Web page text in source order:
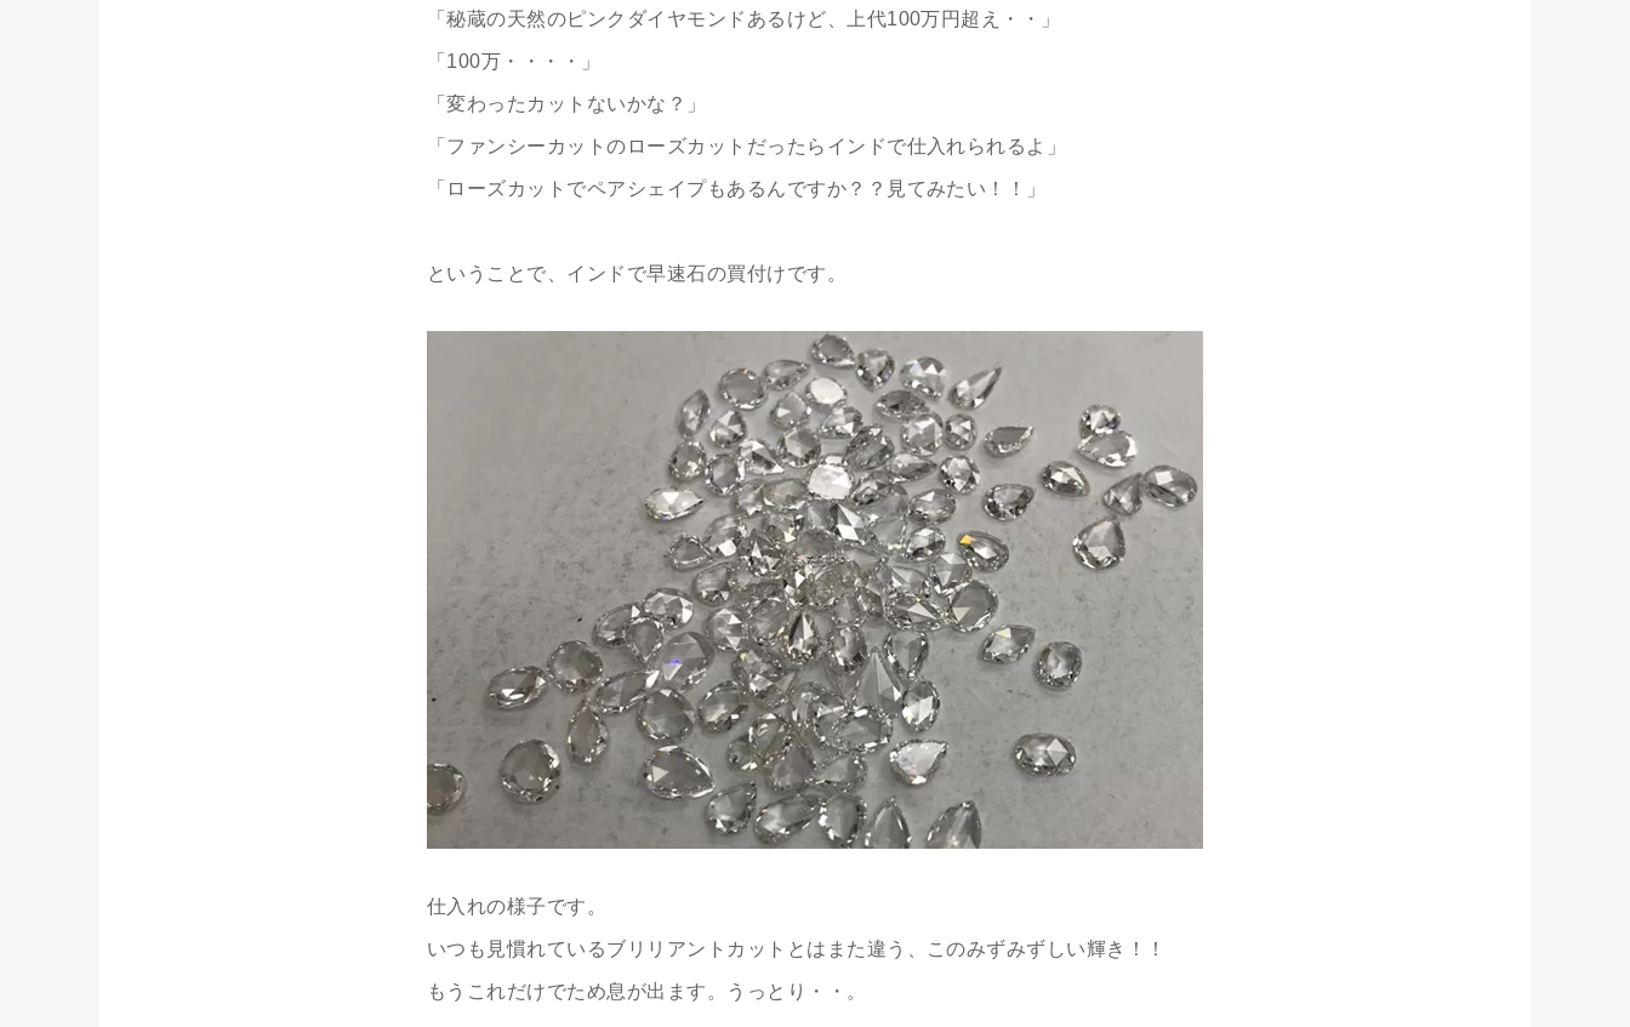
「秘蔵の天然のピンクダイヤモンドあるけど、上代100万円超え・・」
「100万・・・・」
「変わったカットないかな？」
「ファンシーカットのローズカットだったらインドで仕入れられるよ」
「ローズカットでペアシェイプもあるんですか？？見てみたい！！」
ということで、インドで早速石の買付けです。
仕入れの様子です。
いつも見慣れているブリリアントカットとはまた違う、このみずみずしい輝き！！
もうこれだけでため息が出ます。うっとり・・。